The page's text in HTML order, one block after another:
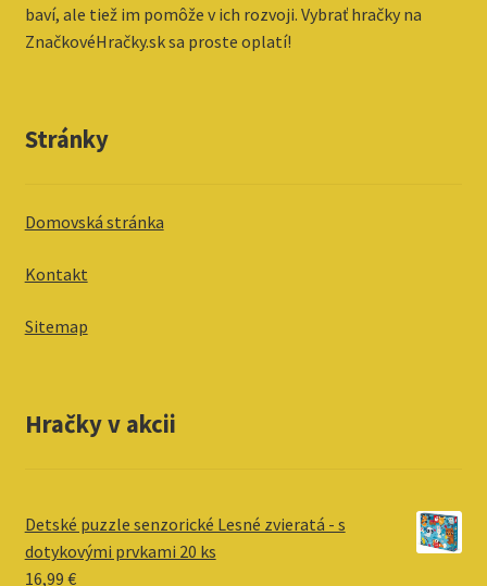
baví, ale tiež im pomôže v ich rozvoji. Vybrať hračky na
ZnačkovéHračky.sk sa proste oplatí!
Stránky
Domovská stránka
Kontakt
Sitemap
Hračky v akcii
Detské puzzle senzorické Lesné zvieratá - s
dotykovými prvkami 20 ks
16,99 €